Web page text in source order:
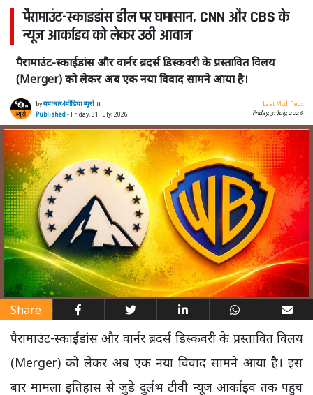
पैरामाउंट-स्काइडांस डील पर घमासान, CNN और CBS के
न्यूज आर्काइव को लेकर उठी आवाज
पैरामाउंट-स्काईडांस और वार्नर ब्रदर्स डिस्कवरी के प्रस्तावित विलय
(Merger) को लेकर अब एक नया विवाद सामने आया है।
byसमाचार4मीडिया ब्यूरो ।।
Published- Friday, 31 July, 2026
Last Modified:
Friday, 31 July, 2026
Share
पैरामाउंट-स्काईडांस और वार्नर ब्रदर्स डिस्कवरी के प्रस्तावित विलय
(Merger) को लेकर अब एक नया विवाद सामने आया है। इस
बार मामला इतिहास से जुड़े दुर्लभ टीवी न्यूज आर्काइव तक पहुंच